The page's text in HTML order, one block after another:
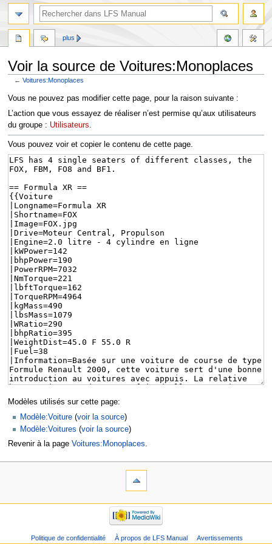
Voir la source de Voitures:Monoplaces
←Voitures:Monoplaces
Aller
à
la
navigation
Aller
à
la
recherche
Vous ne pouvez pas modifier cette page, pour la raison suivante :
L’action que vous essayez de réaliser n’est permise qu’aux utilisateurs
du groupe : Utilisateurs.
Vous pouvez voir et copier le contenu de cette page.
Modèles utilisés sur cette page:
Modèle:Voiture (voir la source)
Modèle:Voitures (voir la source)
Revenir à la page Voitures:Monoplaces.
plus
Politique de confidentialité À propos de LFS Manual Avertissements